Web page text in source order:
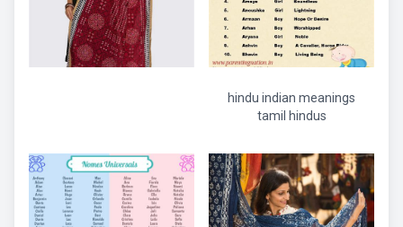
hindu indian meanings
tamil hindus